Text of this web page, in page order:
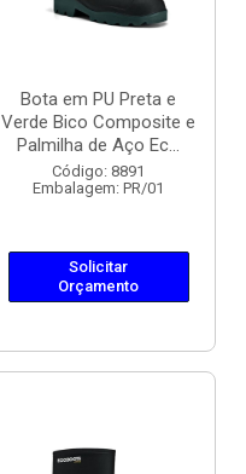
Bota em PU Preta e
Verde Bico Composite e
Palmilha de Aço Ec...
Código: 8891
Embalagem: PR/01
Solicitar
Orçamento